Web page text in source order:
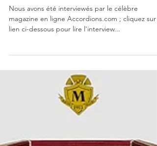
Interview pour Accordions.com
Nous avons été interviewés par le célèbre